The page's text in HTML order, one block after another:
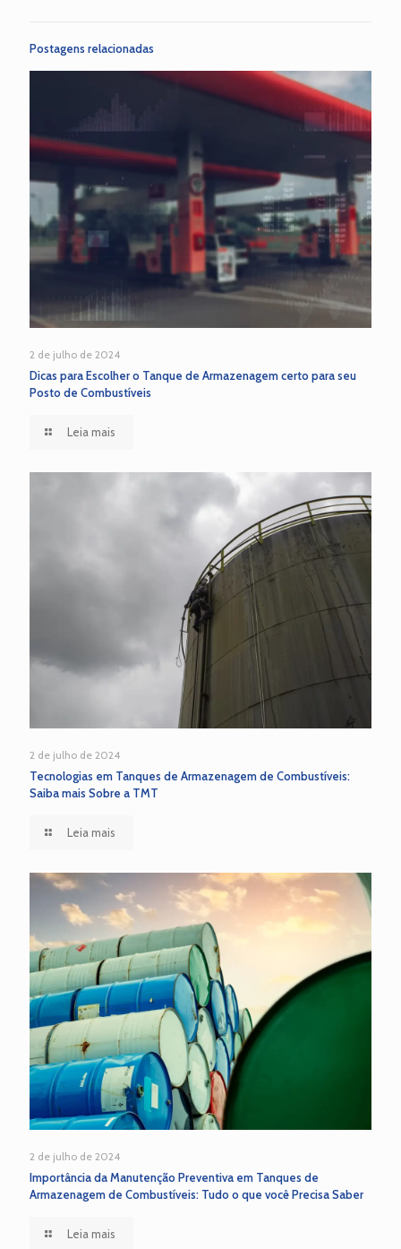
Postagens relacionadas
2 de julho de 2024
Dicas para Escolher o Tanque de Armazenagem certo para seu
Posto de Combustíveis
Leia mais
2 de julho de 2024
Tecnologias em Tanques de Armazenagem de Combustíveis:
Saiba mais Sobre a TMT
Leia mais
2 de julho de 2024
Importância da Manutenção Preventiva em Tanques de
Armazenagem de Combustíveis: Tudo o que você Precisa Saber
Leia mais